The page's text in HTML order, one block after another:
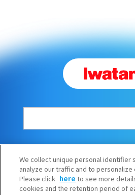
Youtube公式チャンネル
We collect unique personal identifier
analyze our traffic and to personalize
Please click here to see more
cookies and the retention period of